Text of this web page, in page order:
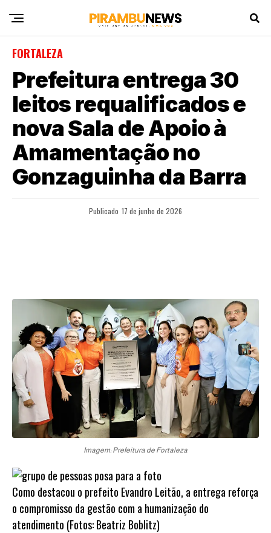
FORTALEZA
Prefeitura entrega 30
leitos requalificados e
nova Sala de Apoio à
Amamentação no
Gonzaguinha da Barra
Publicado 17 de junho de 2026
Imagem: Prefeitura de Fortaleza
Como destacou o prefeito Evandro Leitão, a entrega reforça
o compromisso da gestão com a humanização do
atendimento (Fotos: Beatriz Boblitz)